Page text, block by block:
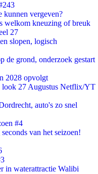
kunnen vergeven?
kneuzing of breuk
27
slopen, logisch
de grond, onderzoek gestart
2028 opvolgt
27 Augustus Netflix/YT
auto's zo snel
#4
van het seizoen!
in waterattractie Walibi